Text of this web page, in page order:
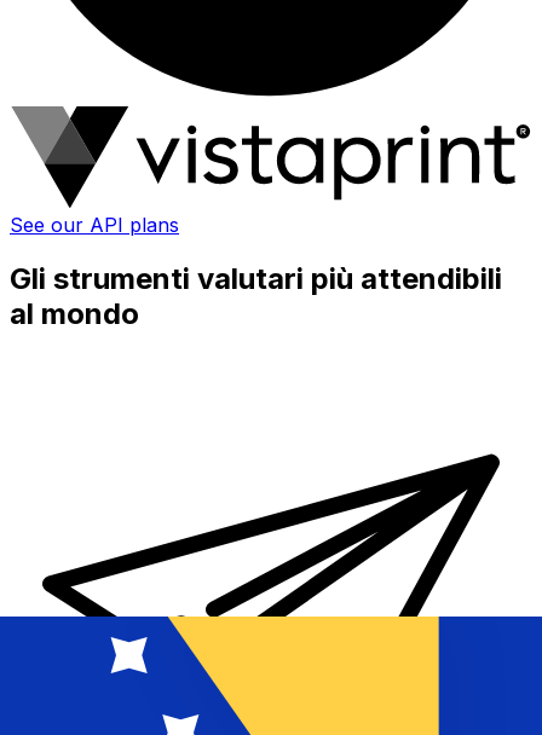
See our API plans
Gli strumenti valutari più attendibili
al mondo